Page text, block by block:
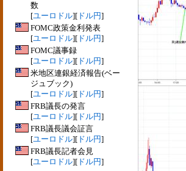
数
[ユーロドル][ ドル円]
FOMC政策金利発表
[ユーロドル][ ドル円]
FOMC議事録
[ユーロドル][ ドル円]
米地区連銀経済報告(ベー
ジュブック)
[ユーロドル][ ドル円]
FRB議長の発言
[ユーロドル][ ドル円]
FRB議長議会証言
[ユーロドル][ ドル円]
FRB議長記者会見
[ユーロドル][ ドル円]